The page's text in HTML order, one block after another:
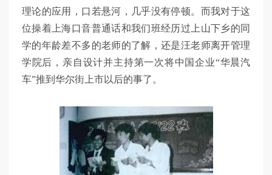
理论的应用，口若悬河，几乎没有停顿。而我对于这
位操着上海口音普通话和我们班经历过上山下乡的同
学的年龄差不多的老师的了解，还是汪老师离开管理
学院后，亲自设计并主持第一次将中国企业“华晨汽
车”推到华尔街上市以后的事了。